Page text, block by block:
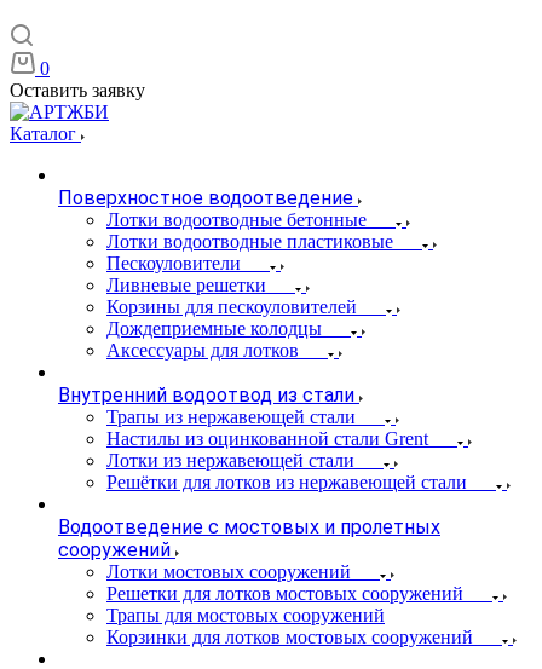
0
Оставить заявку
Каталог
Поверхностное водоотведение
Лотки водоотводные бетонные
Лотки водоотводные пластиковые
Пескоуловители
Ливневые решетки
Корзины для пескоуловителей
Дождеприемные колодцы
Аксессуары для лотков
Внутренний водоотвод из стали
Трапы из нержавеющей стали
Настилы из оцинкованной стали Grent
Лотки из нержавеющей стали
Решётки для лотков из нержавеющей стали
Водоотведение с мостовых и пролетных
сооружений
Лотки мостовых сооружений
Решетки для лотков мостовых сооружений
Трапы для мостовых сооружений
Корзинки для лотков мостовых сооружений